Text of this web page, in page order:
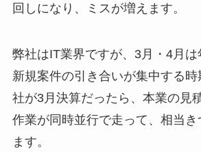
回しになり、ミスが増えます。
弊社はIT業界ですが、3月・4月
新規案件の引き合いが集中する
社が3月決算だったら、本業の見
作業が同時並行で走って、相当
ます。